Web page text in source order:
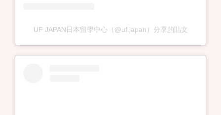
UF JAPAN日本留學中心（@uf.japan）分享的貼文